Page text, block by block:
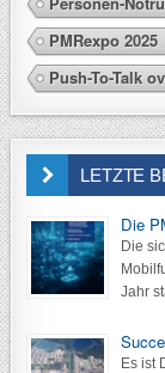
PMRexpo 2025
Push-To-Talk
LETZTE
Die
Die
Jahr
Es ist